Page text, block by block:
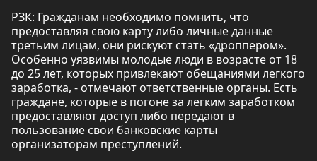
РЗК: Гражданам необходимо помнить, что
предоставляя свою карту либо личные данные
третьим лицам, они рискуют стать «дроппером».
Особенно уязвимы молодые люди в возрасте от 18
до 25 лет, которых привлекают обещаниями легкого
заработка, - отмечают ответственные органы. Есть
граждане, которые в погоне за легким заработком
предоставляют доступ либо передают в
пользование свои банковские карты
организаторам преступлений.